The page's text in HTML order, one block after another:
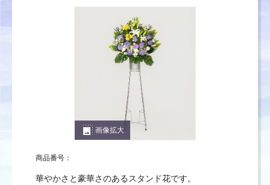
photo_size_select_large 画像拡大
商品番号：
華やかさと豪華さのあるスタンド花です。